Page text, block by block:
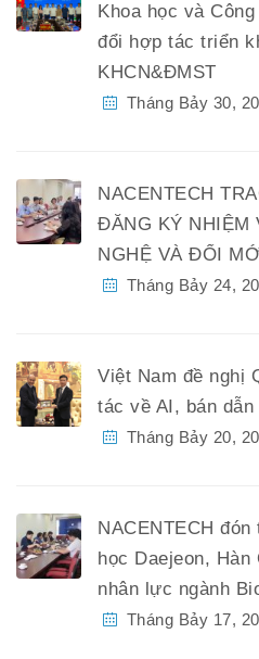
Khoa học và
đổi hợp tác triển
KHCN&ĐMST
Tháng Bảy 30,
NACENTECH
ĐĂNG KÝ NHIỆM
NGHỆ VÀ ĐỔI
Tháng Bảy 24,
Việt Nam đề nghị
tác về AI, bán dẫn
Tháng Bảy 20,
NACENTECH
học Daejeon,
nhân lực ngành
Tháng Bảy 17,